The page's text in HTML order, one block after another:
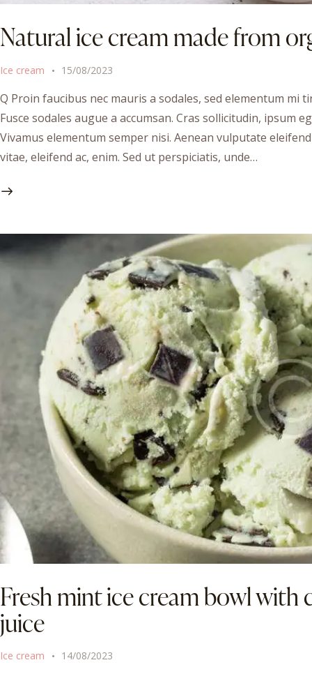
Natural ice cream made from
Ice cream 15/08/2023
Q Proin faucibus nec mauris a sodales, sed elementum mi
Fusce sodales augue a accumsan. Cras sollicitudin, ipsum
Vivamus elementum semper nisi. Aenean vulputate
vitae, eleifend ac, enim. Sed ut perspiciatis, unde…
Fresh mint ice cream bowl with
juice
Ice cream 14/08/2023